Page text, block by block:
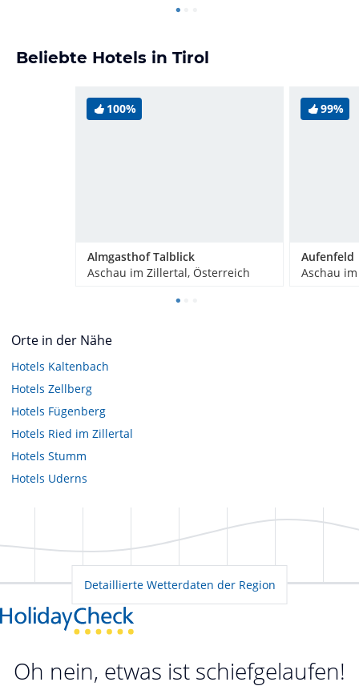
Beliebte Hotels in Tirol
100%
Almgasthof Talblick
Aschau im Zillertal, Österreich
99%
Aschau
Orte in der Nähe
Hotels Kaltenbach
Hotels Zellberg
Hotels Fügenberg
Hotels Ried im Zillertal
Hotels Stumm
Hotels Uderns
Detaillierte Wetterdaten der Region
Oh nein, etwas ist schiefgelaufen!